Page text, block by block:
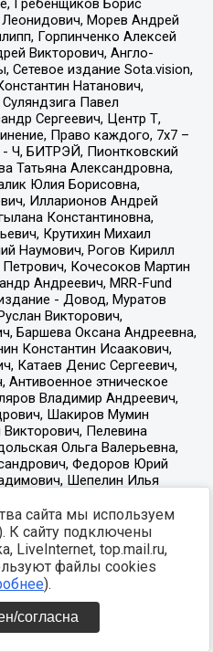
сайта мы используем
К сайту подключены
LiveInternet, top.mail.ru,
файлы cookies
).
согласна